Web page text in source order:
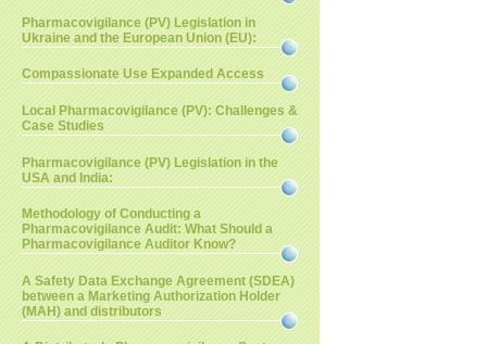
Pharmacovigilance (PV) Legislation in
Ukraine and the European Union (EU):
Compassionate Use Expanded Access
Local Pharmacovigilance (PV): Challenges &
Case Studies
Pharmacovigilance (PV) Legislation in the
USA and India:
Methodology of Conducting a
Pharmacovigilance Audit: What Should a
Pharmacovigilance Auditor Know?
A Safety Data Exchange Agreement (SDEA)
between a Marketing Authorization Holder
(MAH) and distributors